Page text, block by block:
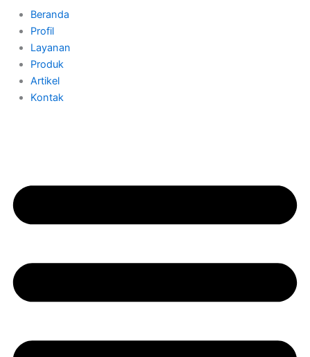
Beranda
Profil
Layanan
Produk
Artikel
Kontak